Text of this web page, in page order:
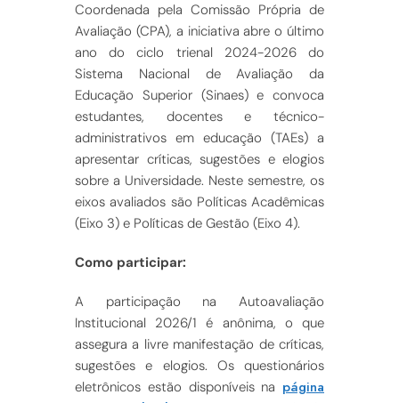
Coordenada pela Comissão Própria de
Avaliação (CPA), a iniciativa abre o último
ano do ciclo trienal 2024-2026 do
Sistema Nacional de Avaliação da
Educação Superior (Sinaes) e convoca
estudantes, docentes e técnico-
administrativos em educação (TAEs) a
apresentar críticas, sugestões e elogios
sobre a Universidade. Neste semestre, os
eixos avaliados são Políticas Acadêmicas
(Eixo 3) e Políticas de Gestão (Eixo 4).
Como participar:
A participação na Autoavaliação
Institucional 2026/1 é anônima, o que
assegura a livre manifestação de críticas,
sugestões e elogios. Os questionários
eletrônicos estão disponíveis na página